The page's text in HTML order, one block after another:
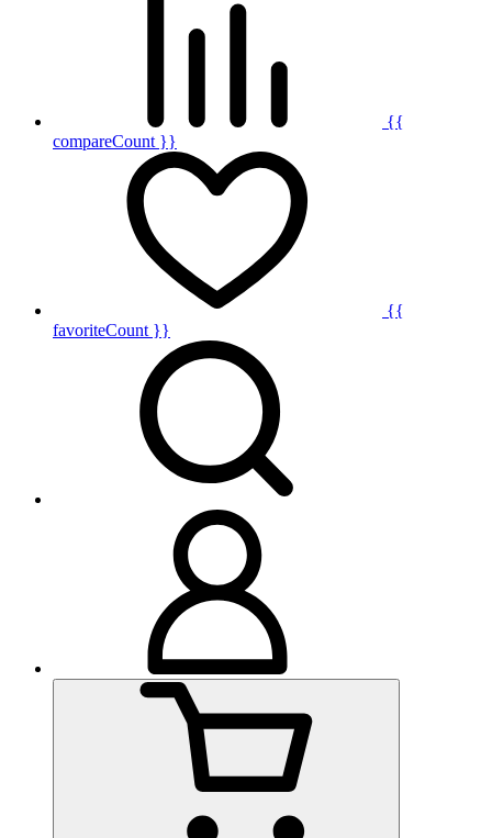
{{
compareCount }}
{{
favoriteCount }}